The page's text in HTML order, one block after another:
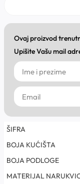
Ovaj proizvod
Upišite Vašu mail
ŠIFRA
BOJA KUĆIŠTA
BOJA PODLOGE
MATERIJAL